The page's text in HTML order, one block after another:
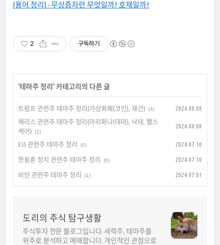
[용어 정리] - 무상증자란 무엇일까? 호재일까?
2 구독하기
'테마주 정리 ' 카테고리의 다른 글
트럼프 관련주 테마주 정리(가상화폐(코인), 재건) (3)
2024.08.08
해리스 관련주 테마주 정리(마리화나(대마), 낙태, 헬스
케어)
(2)
2024.08.08
ESS 관련주 테마주 정리 (0) 2024.07.10
한동훈 정치 관련주 테마주 정리 (0) 2024.07.10
비만 관련주 테마주 정리 (1) 2024.07.01
도리의 주식 탐구생활
주식투자 전문 블로그입니다. 세력주, 테마주를
위주로 분석하고 매매합니다. 개인적인 관점으로